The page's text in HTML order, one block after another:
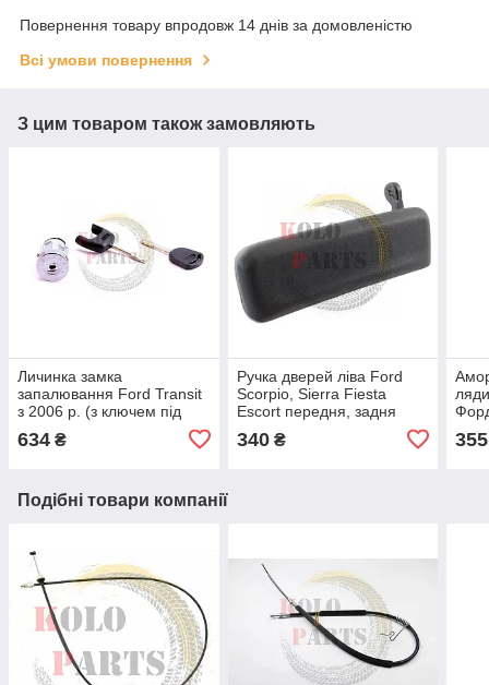
Повернення товару впродовж 14 днів за домовленістю
Всі умови повернення
З цим товаром також замовляють
Личинка замка
запалювання Ford Transit
з 2006 р. (з ключем під
іммобілайзер і звичайним)
Форд Транзит
634 ₴
Ручка дверей ліва Ford
Scorpio, Sierra Fiesta
Escort передня, задня
Скорпіо Сіера Ecкорт
340₴ 355
Подібні товари компанії